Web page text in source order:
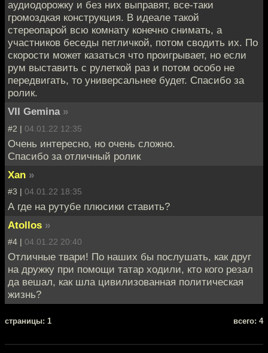
аудиодорожку и без них выправят, все-таки
громоздкая конструкция. В идеале такой
стереопарой всю комнату конечно снимать, а
участников беседы петличкой, потом сводить их. По
скорости может казаться что проигрывает, но если
рум выставить с рулеткой раз и потом особо не
передвигать, то универсальнее будет. Спасибо за
ролик.
VII Gemina »
#2 | 04.01.22 12:35
Очень интересно, но очень сложно.
Спасибо за отличный ролик
Xan »
#3 | 04.01.22 18:35
А где на рутубе плюсики ставить?
Atollos »
#4 | 04.01.22 20:40
Отличные твари! По наших бы послушать, как друг
на дружку при помощи татар ходили, кто кого резал
да вешал, как шла цивилизованная политическая
жизнь?
cтраницы: 1 всего: 4